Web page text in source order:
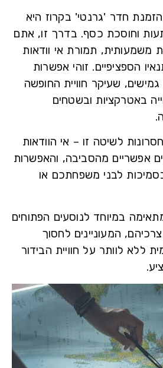
חדר 'גרנטי' בקרוז היא
כסף. בדרך זו, אתם
תמורת אי וודאות
זוהי אפשרות
שעיקר חוויית החופשה
ובשטחים
לשיטה זו – אי הוודאות
מהסביבה, והאפשרות
לבני משפחתכם או
לנוסעים הפתוחים
המעוניינים לחסוך
לוותר על חוויית הבידור